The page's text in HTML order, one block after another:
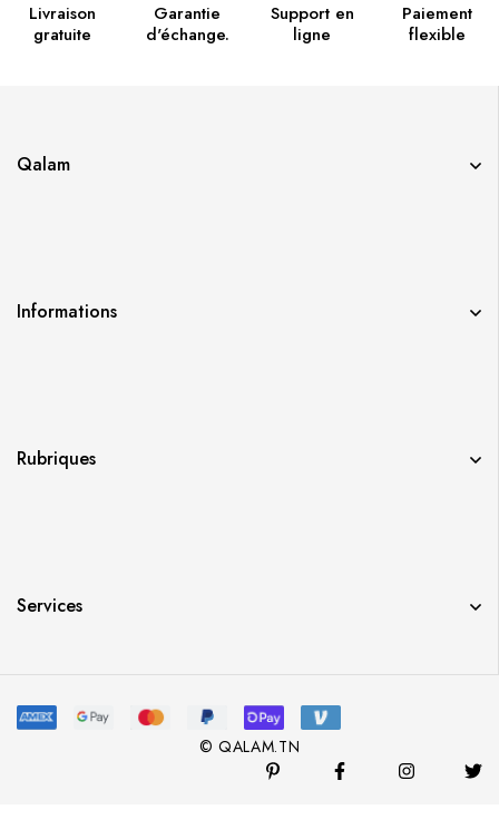
Livraison
gratuite
Garantie
d'échange.
Support en
ligne
Paiement
flexible
Qalam
Informations
Rubriques
Services
© QALAM.TN